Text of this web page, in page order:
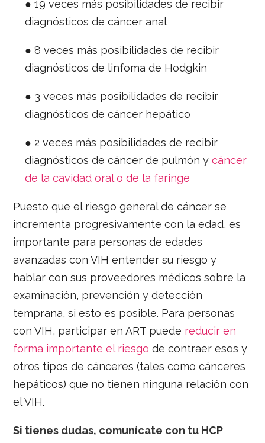
● 19 veces más posibilidades de recibir
diagnósticos de cáncer anal
● 8 veces más posibilidades de recibir
diagnósticos de linfoma de Hodgkin
● 3 veces más posibilidades de recibir
diagnósticos de cáncer hepático
● 2 veces más posibilidades de recibir
diagnósticos de cáncer de pulmón ycáncer
de la cavidad oral o de la faringe
Puesto que el riesgo general de cáncer se
incrementa progresivamente con la edad, es
importante para personas de edades
avanzadas con VIH entender su riesgo y
hablar con sus proveedores médicos sobre la
examinación, prevención y detección
temprana, si esto es posible. Para personas
con VIH, participar en ART puede reducir en
forma importante el riesgo de contraer esos y
otros tipos de cánceres (tales como cánceres
hepáticos) que no tienen ninguna relación con
el VIH.
Si tienes dudas, comunícate con tu HCP